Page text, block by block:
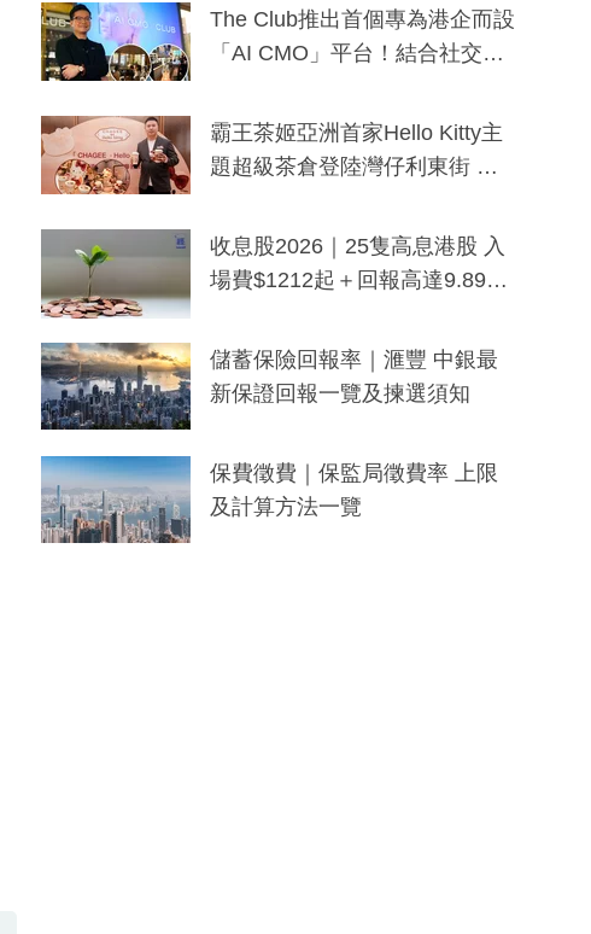
The Club推出首個專為港企而設
「AI CMO」平台！結合社交聆
分鐘生成「貼地」宣傳短片
霸王茶姬亞洲首家Hello Kitty主
題超級茶倉登陸灣仔利東街 推
y及香港限定特調系列
收息股2026｜25隻高息港股 入
場費$1212起＋回報高達9.89
儲蓄保險回報率｜滙豐 中銀最
新保證回報一覽及揀選須知
保費徵費｜保監局徵費率 上限
及計算方法一覽